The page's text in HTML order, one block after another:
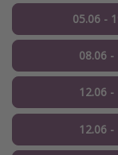
05.06 -
08.06 -
12.06 -
12.06 -